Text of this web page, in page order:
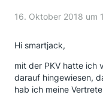
16. Oktober 2018 um
Hi smartjack,
mit der PKV hatte ich
darauf hingewiesen,
hab ich meine